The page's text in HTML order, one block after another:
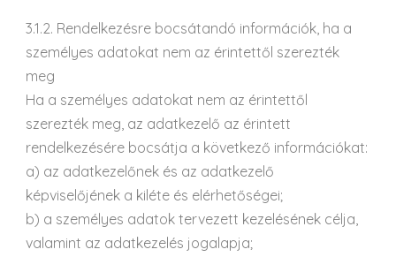
3.1.2. Rendelkezésre bocsátandó információk, ha a
személyes adatokat nem az érintettől szerezték
meg
Ha a személyes adatokat nem az érintettől
szerezték meg, az adatkezelő az érintett
rendelkezésére bocsátja a következő információkat:
a) az adatkezelőnek és az adatkezelő
képviselőjének a kiléte és elérhetőségei;
b) a személyes adatok tervezett kezelésének célja,
valamint az adatkezelés jogalapja;